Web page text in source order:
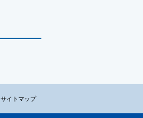
サイトマップ